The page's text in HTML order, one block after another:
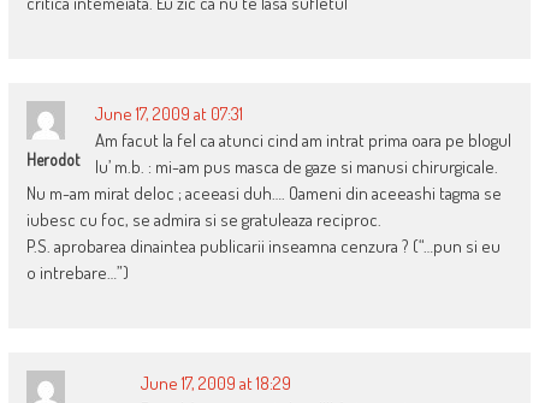
Herodot
June 17, 2009 at 07:31
Am facut la fel ca atunci cind am intrat prima oara pe blogul
lu’ m.b. : mi-am pus masca de gaze si manusi chirurgicale.
Nu m-am mirat deloc ; aceeasi duh…. Oameni din aceeashi tagma se
iubesc cu foc, se admira si se gratuleaza reciproc.
P.S. aprobarea dinaintea publicarii inseamna cenzura ? (“…pun si eu
o intrebare…”)
June 17, 2009 at 18:29